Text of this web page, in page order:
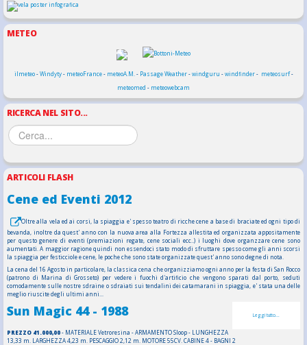
METEO
ilmeteo-Windyty- meteoFrance- meteoA.M. - Passage Weather-windguru -windfinder- meteosurf-
meteomed - meteowebcam
RICERCA NEL SITO...
ARTICOLI FLASH
Cene ed Eventi 2012
Oltre alla vela ed ai corsi, la spiaggia e' spesso teatro di ricche cene a base di braciate ed ogni tipo di
bevanda, inoltre da quest' anno con la nuova area alla Fortezza allestita ed organizzata appositamente
per questo genere di eventi (premiazioni regate, cene sociali ecc..) i luoghi dove organzzare cene sono
aumentati. A maggior ragione quindi non essendoci stato modo di sfruttare spesso come gli anni scorsi
la spiaggia per festicciole e cene, le poche che sono state organizzate quest' anno sono degne di nota.
La cena del 16 Agosto in particolare, la classica cena che organizziamo ogni anno per la festa di San Rocco
(patrono di Marina di Grosseto) per vedere i fuochi d'artificio che vengono sparati dal porto, seduti
comodamente sulle nostre sdraine o sdraiati sui tendalini dei catamarani in spiaggia, e' stata una delle
meglio riuscite degli ultimi anni...
Leggi tutto...
Sun Magic 44 - 1988
PREZZO 41.000,00- MATERIALE Vetroresina - ARMAMENTO Sloop - LUNGHEZZA
13,33 m. LARGHEZZA 4,23 m. PESCAGGIO 2,12 m. MOTORE 55CV. CABINE 4 - BAGNI 2